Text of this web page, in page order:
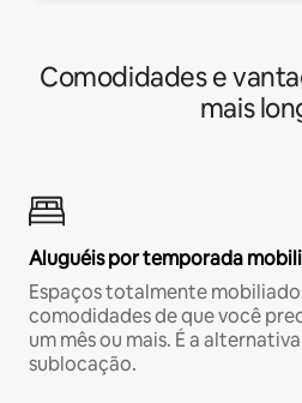
Comodidades e
mais
Aluguéis por temporada
Espaços totalmente
comodidades de que você
um mês ou mais. É a
sublocação.